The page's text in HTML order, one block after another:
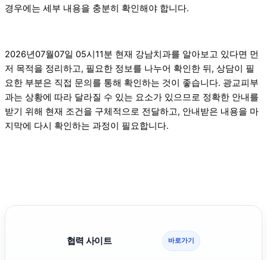
경우에는 세부 내용을 충분히 확인해야 합니다.
2026년07월07일 05시11분 현재 강남치과를 알아보고 있다면 먼
저 목적을 정리하고, 필요한 정보를 나누어 확인한 뒤, 상담이 필
요한 부분은 직접 문의를 통해 확인하는 것이 좋습니다. 광교피부
과는 상황에 따라 달라질 수 있는 요소가 있으므로 정확한 안내를
받기 위해 현재 조건을 구체적으로 전달하고, 안내받은 내용을 마
지막에 다시 확인하는 과정이 필요합니다.
협력 사이트 바로가기